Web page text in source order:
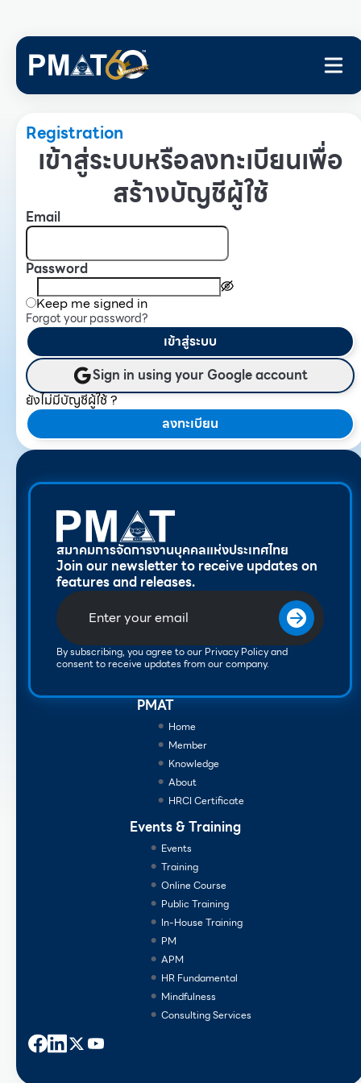
Registration
เข้าสู่ระบบหรือลงทะเบียนเพื่อ
สร้างบัญชีผู้ใช้
Email
Password
Keep me signed in
Forgot your password?
เข้าสู่ระบบ
Sign in using your Google account
ยังไม่มีบัญชีผู้ใช้ ?
ลงทะเบียน
สมาคมการจัดการงานบุคคลแห่งประเทศไทย
Join our newsletter to receive updates on
features and releases.
By subscribing, you agree to our Privacy Policy and
consent to receive updates from our company.
PMAT
Home
Member
Knowledge
About
HRCI Certificate
Events & Training
Events
Training
Online Course
Public Training
In-House Training
PM
APM
HR Fundamental
Mindfulness
Consulting Services